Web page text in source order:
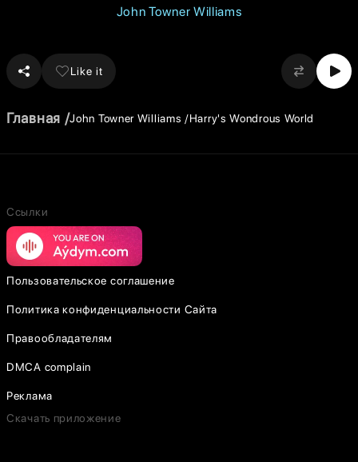
John Towner Williams
Like it
Главная John Towner Williams Harry's Wondrous World
Ссылки
Пользовательское соглашение
Политика конфиденциальности Сайта
Правообладателям
DMCA complain
Реклама
Скачать приложение